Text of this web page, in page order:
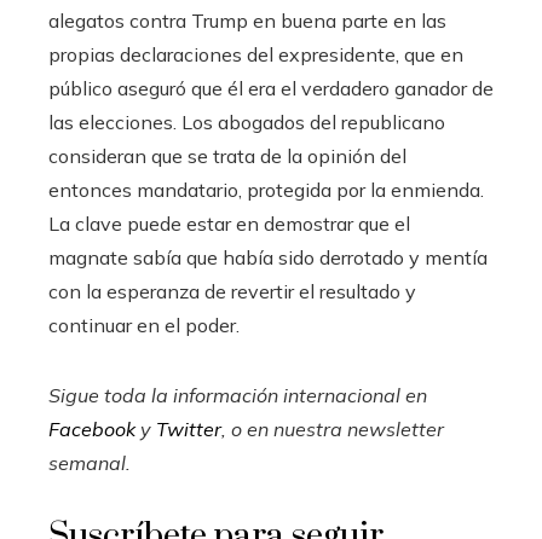
alegatos contra Trump en buena parte en las
propias declaraciones del expresidente, que en
público aseguró que él era el verdadero ganador de
las elecciones. Los abogados del republicano
consideran que se trata de la opinión del
entonces mandatario, protegida por la enmienda.
La clave puede estar en demostrar que el
magnate sabía que había sido derrotado y mentía
con la esperanza de revertir el resultado y
continuar en el poder.
Sigue toda la información internacional en
Facebooky Twitter, o en nuestra newsletter
semanal